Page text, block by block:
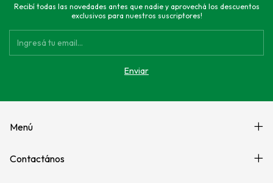
Recibí todas las novedades antes que nadie y aprovechá los descuentos
exclusivos para nuestros suscriptores!
Menú
Contactános